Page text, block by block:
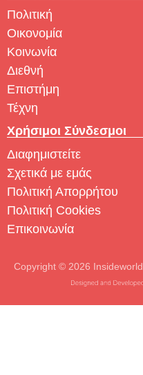
Πολιτική
Οικονομία
Κοινωνία
Διεθνή
Επιστήμη
Τέχνη
Χρήσιμοι Σύνδεσμοι
Διαφημιστείτε
Σχετικά με εμάς
Πολιτική Απορρήτου
Πολιτική Cookies
Επικοινωνία
Copyright © 2026 Insideworld